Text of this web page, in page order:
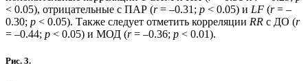
< 0.05), отрицательные с ПАР (r= –0.31; p < 0.05) и LF (r= –
0.30; p < 0.05). Также следует отметить корреляции RR с ДО (r
= –0.44; p < 0.05) и МОД (r= –0.36; p < 0.01).
Рис. 3.